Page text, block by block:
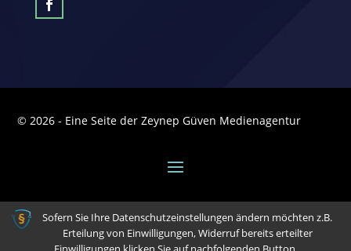
© 2026 - Eine Seite der Zeynep Güven Medienagentur
Sofern Sie Ihre Datenschutzeinstellungen ändern möchten z.B.
Erteilung von Einwilligungen, Widerruf bereits erteilter